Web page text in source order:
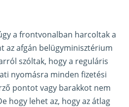
a frontvonalban harcoltak a
az afgán belügyminisztérium
szóltak, hogy a reguláris
nyomásra minden fizetési
pontot vagy barakkot nem
hogy lehet az, hogy az átlag